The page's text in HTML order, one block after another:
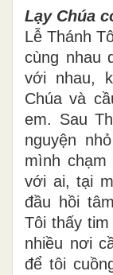
Lạy Chúa
Lễ Thánh
cùng nhau
với nhau,
Chúa và
em. Sau
nguyện
mình chạm
với ai, tại
đầu hồi
Tôi thấy
nhiều nơi
để tôi